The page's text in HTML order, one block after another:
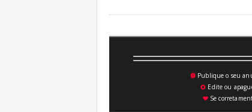
💥Publique o seu
⚙ Edite ou
♥Se